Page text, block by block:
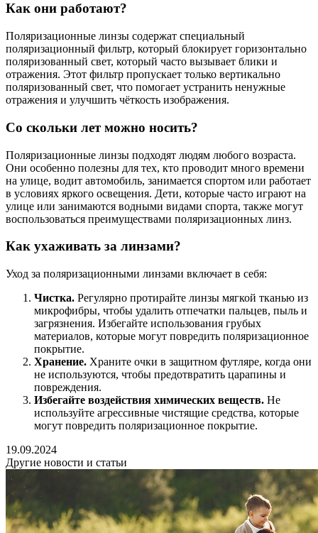
Как они работают?
Поляризационные линзы содержат специальный
поляризационный фильтр, который блокирует горизонтально
поляризованный свет, который часто вызывает блики и
отражения. Этот фильтр пропускает только вертикально
поляризованный свет, что помогает устранить ненужные
отражения и улучшить чёткость изображения.
Со скольки лет можно носить?
Поляризационные линзы подходят людям любого возраста.
Они особенно полезны для тех, кто проводит много времени
на улице, водит автомобиль, занимается спортом или работает
в условиях яркого освещения. Дети, которые часто играют на
улице или занимаются водными видами спорта, также могут
воспользоваться преимуществами поляризационных линз.
Как ухаживать за линзами?
Уход за поляризационными линзами включает в себя:
Чистка. Регулярно протирайте линзы мягкой тканью из
микрофибры, чтобы удалить отпечатки пальцев, пыль и
загрязнения. Избегайте использования грубых
материалов, которые могут повредить поляризационное
покрытие.
Хранение. Храните очки в защитном футляре, когда они
не используются, чтобы предотвратить царапины и
повреждения.
Избегайте воздействия химических веществ. Не
используйте агрессивные чистящие средства, которые
могут повредить поляризационное покрытие.
19.09.2024
Другие новости и статьи